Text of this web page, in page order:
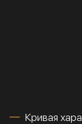
Кривая